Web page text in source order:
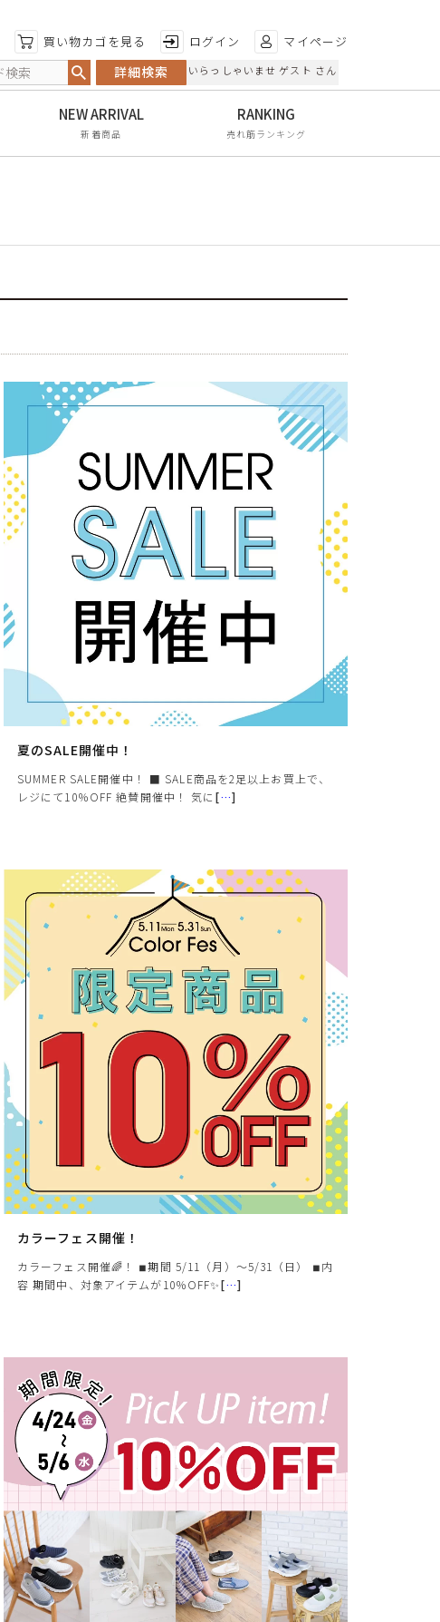
買い物カゴを見る ログイン マイページ
詳細検索 いらっしゃいませ ゲスト さん
新着商品 売れ筋ランキング
夏のSALE開催中！
SUMMER SALE開催中！ ■ SALE商品を2足以上お買上で、
レジにて10％OFF 絶賛開催中！ 気に […]
カラーフェス開催！
カラーフェス開催🌈！ ◾︎期間 5/11（月）〜5/31（日） ◾︎内
容 期間中、対象アイテムが10％OFF✨[…]
以下のカード会社がお使いいただけます。
※お支払いは、お客様がお持ちのクレジットカード会社の会員規約に基
づき、ご指定の口座から引落としさせていただきます。
支払・配送について
特定商取引法に基づく表示
特徴から探す
日本製
手染め
甲高・幅広
リンクコーデ